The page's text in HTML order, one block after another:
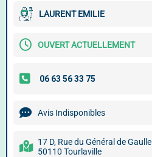
LAURENT EMILIE
OUVERT ACTUELLEMENT
Avis Indisponibles
17 D, Rue du Général de Gaulle
50110 Tourlaville